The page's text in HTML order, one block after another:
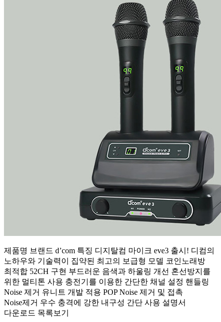
제품명 브랜드 d’com 특징 디지탈컴 마이크 eve3 출시! 디컴의
노하우와 기술력이 집약된 최고의 보급형 모델 코인노래방
최적합 52CH 구현 부드러운 음색과 하울링 개선 혼선방지를
위한 멀티톤 사용 충전기를 이용한 간단한 채널 설정 핸들링
Noise 제거 유니트 개발 적용 POP Noise 제거 및 접촉
Noise제거 우수 충격에 강한 내구성 간단 사용 설명서
다운로드 목록보기